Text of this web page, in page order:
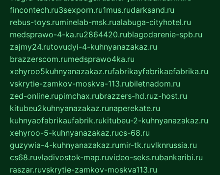
fincontech.ru3sexporn.ru1mus.rudarksand.ru
rebus-toys.ruminelab-msk.rualabuga-cityhotel.ru
medsprawo-4-ka.ru2864420.rublagodarenie-spb.ru
zajmy24.rutovudyi-4-kuhnyanazakaz.ru
brazzerscom.rumedsprawo4ka.ru
xehyroo5kuhnyanazakaz.rufabrikayfabrikaefabrika.ru
vskrytie-zamkov-moskva-113.rubiletnadom.ru
zed-online.rupimchax.rubrazzers-hd.ruz-host.ru
kitubeu2kuhnyanazakaz.runaperekate.ru
kuhnyaofabrikaufabrik.rukitubeu-2-kuhnyanazakaz.ru
xehyroo-5-kuhnyanazakaz.rucs-68.ru
guzywia-4-kuhnyanazakaz.rumir-tk.ruvlknrussia.ru
cs68.ruvladivostok-map.ruvideo-seks.rubankaribi.ru
raszar.ruvskrytie-zamkov-moskva113.ru